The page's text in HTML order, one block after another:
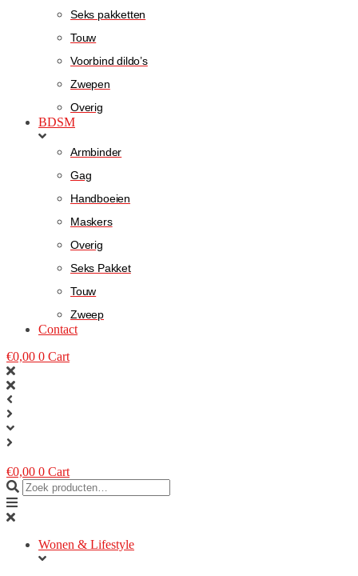
Seks pakketten
Touw
Voorbind dildo’s
Zwepen
Overig
BDSM
Armbinder
Gag
Handboeien
Maskers
Overig
Seks Pakket
Touw
Zweep
Contact
€0,00 0 Cart
€0,00 0 Cart
Wonen & Lifestyle